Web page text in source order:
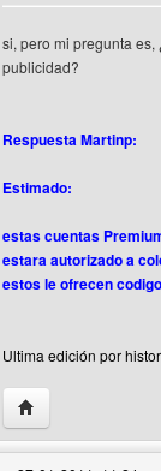
usuario
si, pero mi pregunta
publicidad?
Respuesta Martinp:
Estimado:
estas cuentas
estara autorizado a
estos le ofrecen
Ultima edición por
Visitar sitio web